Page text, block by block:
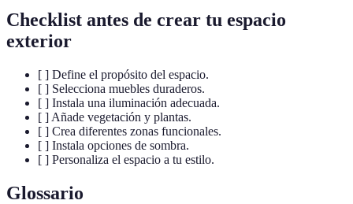
Checklist antes de crear tu espacio
exterior
[ ] Define el propósito del espacio.
[ ] Selecciona muebles duraderos.
[ ] Instala una iluminación adecuada.
[ ] Añade vegetación y plantas.
[ ] Crea diferentes zonas funcionales.
[ ] Instala opciones de sombra.
[ ] Personaliza el espacio a tu estilo.
Glossario